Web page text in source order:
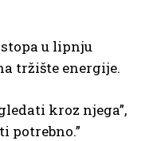
u lipnju
tržište energije.
kroz njega”,
potrebno.”